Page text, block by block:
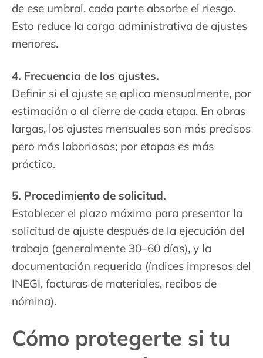
de ese umbral, cada parte absorbe el riesgo.
Esto reduce la carga administrativa de ajustes
menores.
4. Frecuencia de los ajustes.
Definir si el ajuste se aplica mensualmente, por
estimación o al cierre de cada etapa. En obras
largas, los ajustes mensuales son más precisos
pero más laboriosos; por etapas es más
práctico.
5. Procedimiento de solicitud.
Establecer el plazo máximo para presentar la
solicitud de ajuste después de la ejecución del
trabajo (generalmente 30–60 días), y la
documentación requerida (índices impresos del
INEGI, facturas de materiales, recibos de
nómina).
Cómo protegerte si tu